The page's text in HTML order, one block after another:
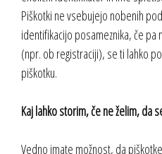
Piškotki ne vsebujejo nobenih
identifikacijo posameznika, če
(npr. ob registraciji), se ti lahko
piškotku.
Kaj lahko storim, če ne želim, da
Vedno imate možnost, da